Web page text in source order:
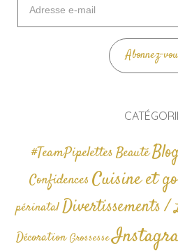
mail
Abonnez-
#TeamPipelettesBeauté
Confidences Cuisine et
périnatalDivertissements /
Décoration Grossesse